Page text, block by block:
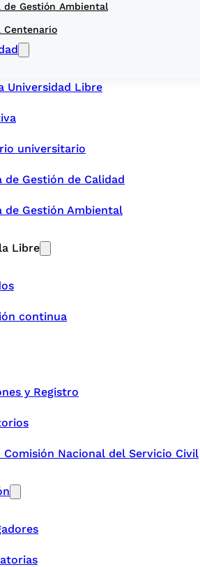
de Gestión Ambiental
Centenario
Universidad Libre
universitario
de Gestión de Calidad
de Gestión Ambiental
Libre
continua
y Registro
Comisión Nacional del Servicio Civil